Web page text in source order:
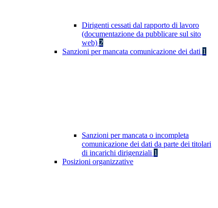
Dirigenti cessati dal rapporto di lavoro
(documentazione da pubblicare sul sito
web) 2
Sanzioni per mancata comunicazione dei dati 1
Sanzioni per mancata o incompleta
comunicazione dei dati da parte dei titolari
di incarichi dirigenziali 1
Posizioni organizzative